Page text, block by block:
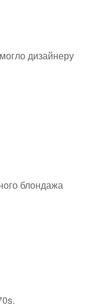
дизайнеру
блондажа